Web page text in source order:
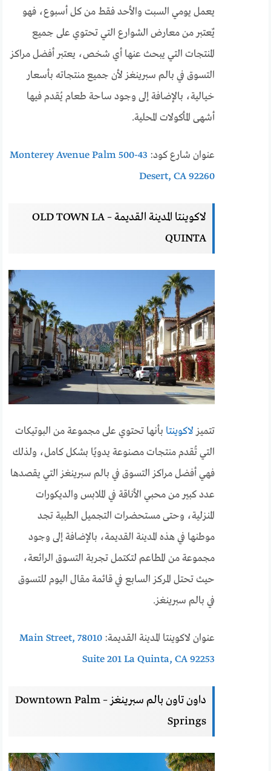
يعمل يومي السبت والأحد فقط من كل أسبوع، فهو
يٌعتبر من معارض الشوارع التي تحتوي على جميع
المنتجات التي يبحث عنها أي شخص، يعتبر أفضل مراكز
التسوق في بالم سبرينغز لأن جميع منتجاته بأسعار
خيالية، بالإضافة إلى وجود ساحة طعام يُقدم فيها
أشهى المأكولات المحلية.
عنوان شارع كود:
43-500 Monterey Avenue Palm
Desert, CA 92260
لاكوينتا المدينة القديمة – OLD TOWN LA
QUINTA
تتميز لاكوينتا بأنها تحتوي على مجموعة من البوتيكات
التي تُقدم منتجات مصنوعة يدويًا بشكل كامل، ولذلك
فهي أفضل مراكز التسوق في بالم سبرينغز التي يقصدها
عدد كبير من محبي الأناقة في الملابس والديكورات
المنزلية، وحتى مستحضرات التجميل الطبية تجد
موطنها في هذه المدينة القديمة، بالإضافة إلى وجود
مجموعة من المطاعم لتكتمل تجربة التسوق الرائعة،
حيث تحتل المركز السابع في قائمة مقال اليوم للتسوق
في بالم سبرينغز.
عنوان لاكوينتا المدينة القديمة:
78010 Main Street,
Suite 201 La Quinta, CA 92253
داون تاون بالم سبرينغز – Downtown Palm
Springs